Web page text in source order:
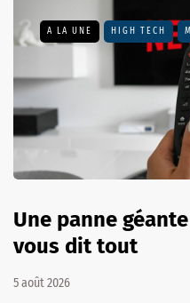
A LA UNE HIGH TECH
Une panne
vous dit tout
5 août 2026